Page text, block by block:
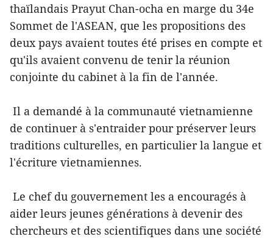
thaïlandais Prayut Chan-ocha en marge du 34e
Sommet de l'ASEAN, que les propositions des
deux pays avaient toutes été prises en compte et
qu'ils avaient convenu de tenir la réunion
conjointe du cabinet à la fin de l'année.
Il a demandé à la communauté vietnamienne
de continuer à s'entraider pour préserver leurs
traditions culturelles, en particulier la langue et
l'écriture vietnamiennes.
Le chef du gouvernement les a encouragés à
aider leurs jeunes générations à devenir des
chercheurs et des scientifiques dans une société